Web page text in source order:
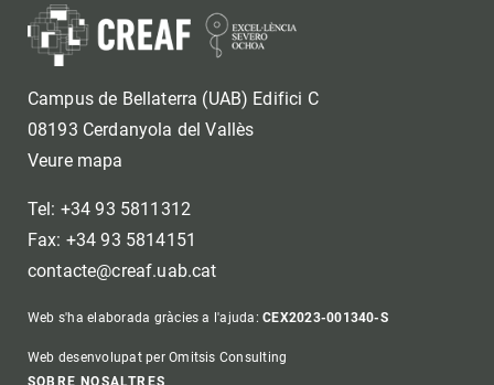
Campus de Bellaterra (UAB) Edifici C
08193 Cerdanyola del Vallès
Veure mapa
Tel: +34 93 5811312
Fax: +34 93 5814151
contacte@creaf.uab.cat
Web s'ha elaborada gràcies a l'ajuda:CEX2023-001340-S
Web desenvolupat per Omitsis Consulting
SOBRE NOSALTRES